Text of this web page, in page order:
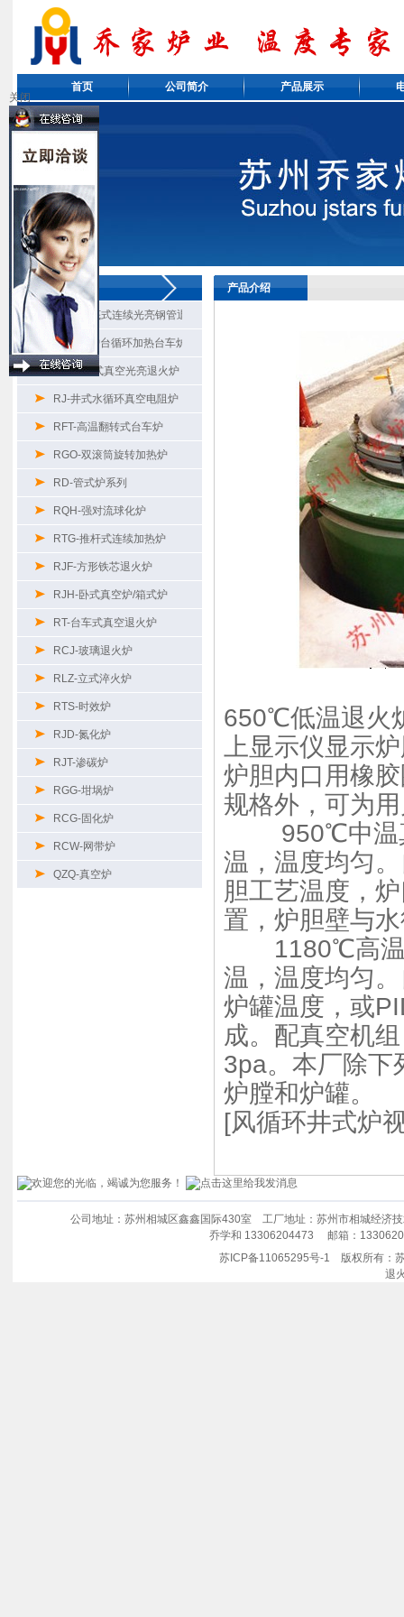
首页 公司简介 产品展示
产品系列
RG8-滚底式连续光亮钢管退火炉
RX3-双炉台循环加热台车炉
RZ-钟罩式真空光亮退火炉
RJ-井式水循环真空电阻炉
RFT-高温翻转式台车炉
RGO-双滚筒旋转加热炉
RD-管式炉系列
RQH-强对流球化炉
RTG-推杆式连续加热炉
RJF-方形铁芯退火炉
RJH-卧式真空炉/箱式炉
RT-台车式真空退火炉
RCJ-玻璃退火炉
RLZ-立式淬火炉
RTS-时效炉
RJD-氮化炉
RJT-渗碳炉
RGG-坩埚炉
RCG-固化炉
RCW-网带炉
QZQ-真空炉
产品介绍
650℃低温退火
上显示仪显示
炉胆内口用橡
规格外，可为
950℃中温真
温，温度均匀
胆工艺温度，
置，炉胆壁与
1180℃高温
温，温度均匀
炉罐温度，或
成。配真空机
3pa。本厂除下
炉膛和炉罐。
[风循环井式炉
公司地址：苏州相城区鑫鑫国际430室 工厂地址：苏州市相城经
乔学和 13306204473 邮箱：
苏ICP备11065295号-1 版权所有：
退
关闭